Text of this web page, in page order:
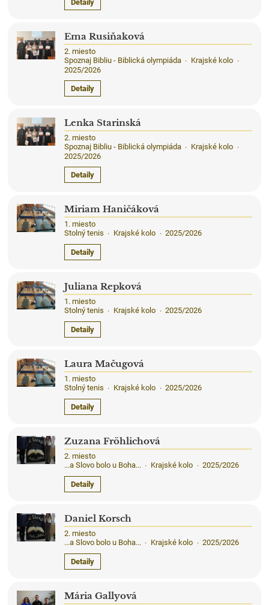
Detaily
Ema Rusiňaková
2. miesto
Spoznaj Bibliu - Biblická olympiáda · Krajské kolo ·
2025/2026
Detaily
Lenka Starinská
2. miesto
Spoznaj Bibliu - Biblická olympiáda · Krajské kolo ·
2025/2026
Detaily
Miriam Haničáková
1. miesto
Stolný tenis · Krajské kolo · 2025/2026
Detaily
Juliana Repková
1. miesto
Stolný tenis · Krajské kolo · 2025/2026
Detaily
Laura Mačugová
1. miesto
Stolný tenis · Krajské kolo · 2025/2026
Detaily
Zuzana Fröhlichová
2. miesto
...a Slovo bolo u Boha... · Krajské kolo · 2025/2026
Detaily
Daniel Korsch
2. miesto
...a Slovo bolo u Boha... · Krajské kolo · 2025/2026
Detaily
Mária Gallyová